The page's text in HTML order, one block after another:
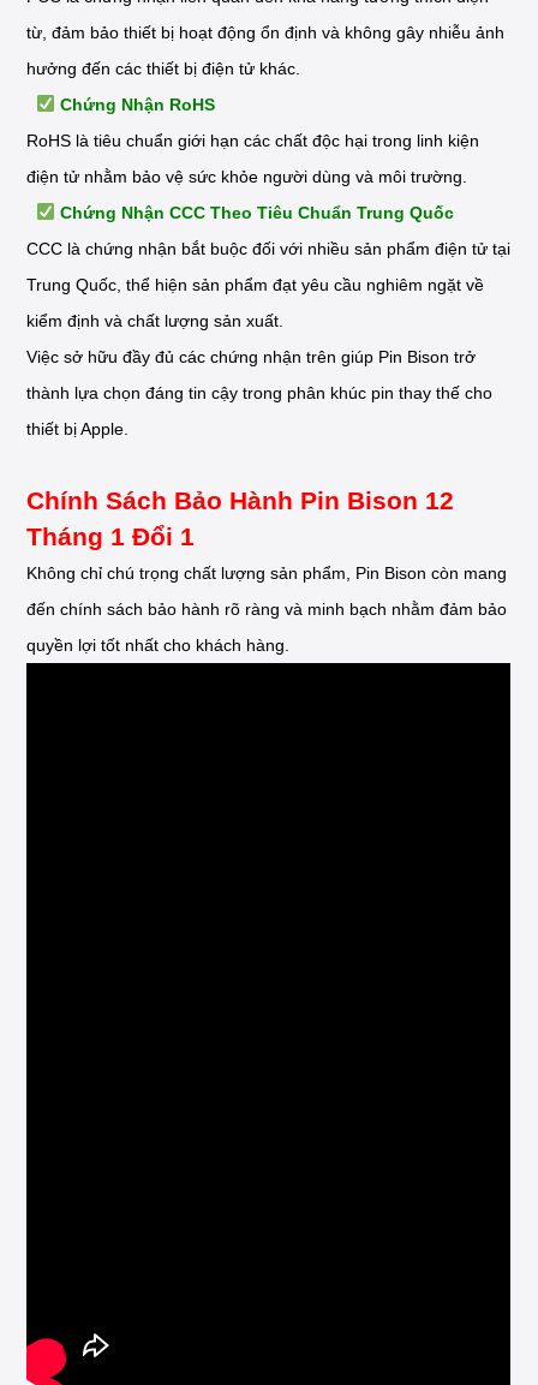
từ, đảm bảo thiết bị hoạt động ổn định và không gây nhiễu ảnh
hưởng đến các thiết bị điện tử khác.
Chứng Nhận RoHS
RoHS là tiêu chuẩn giới hạn các chất độc hại trong linh kiện
điện tử nhằm bảo vệ sức khỏe người dùng và môi trường.
Chứng Nhận CCC Theo Tiêu Chuẩn Trung Quốc
CCC là chứng nhận bắt buộc đối với nhiều sản phẩm điện tử tại
Trung Quốc, thể hiện sản phẩm đạt yêu cầu nghiêm ngặt về
kiểm định và chất lượng sản xuất.
Việc sở hữu đầy đủ các chứng nhận trên giúp Pin Bison trở
thành lựa chọn đáng tin cậy trong phân khúc pin thay thế cho
thiết bị Apple.
Chính Sách Bảo Hành Pin Bison 12
Tháng 1 Đổi 1
Không chỉ chú trọng chất lượng sản phẩm, Pin Bison còn mang
đến chính sách bảo hành rõ ràng và minh bạch nhằm đảm bảo
quyền lợi tốt nhất cho khách hàng.